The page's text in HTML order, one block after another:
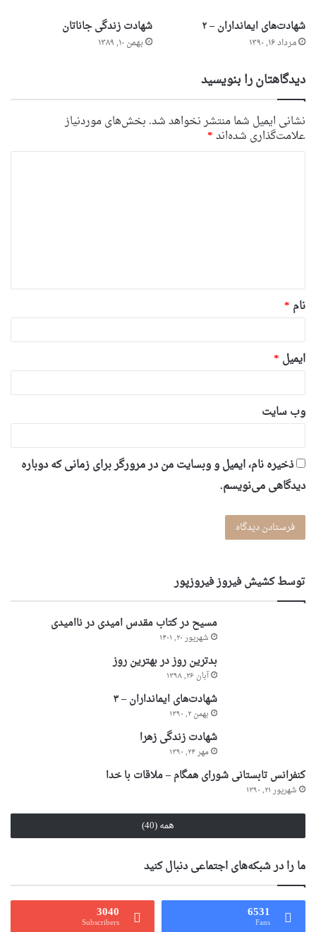
شهادت‌های ایمانداران – ۲
مرداد ۱۶, ۱۳۹۰
شهادت زندگی جاناتان
بهمن ۱۰, ۱۳۸۹
دیدگاهتان را بنویسید
نشانی ایمیل شما منتشر نخواهد شد. بخش‌های موردنیاز
علامت‌گذاری شده‌اند*
*
نام *
ایمیل *
وب‌ سایت
ذخیره نام، ایمیل و وبسایت من در مرورگر برای زمانی که دوباره
دیدگاهی می‌نویسم.
توسط کشیش فیروز فیروزپور
مسیح در کتاب مقدس امیدی در ناامیدی
شهریور ۲۰, ۱۴۰۱
بدترین روز در بهترین روز
آبان ۲۶, ۱۳۹۸
شهادت‌های ایمانداران – ۳
بهمن ۲, ۱۳۹۰
شهادت زندگی زهرا
مهر ۲۴, ۱۳۹۰
کنفرانس تابستانی شورای همگام – ملاقات با خدا
شهریور ۲۱, ۱۳۹۰
همه (40)
ما را در شبکه‌های اجتماعی دنبال کنید
6531
Fans
3040
Subscribers